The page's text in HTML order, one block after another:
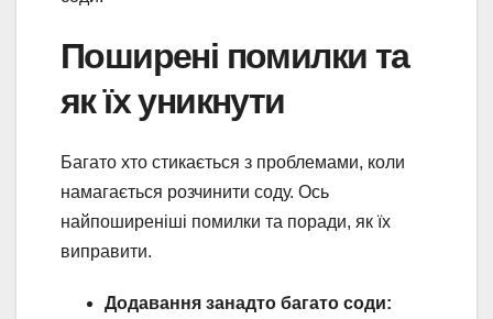
Поширені помилки та
як їх уникнути
Багато хто стикається з проблемами, коли
намагається розчинити соду. Ось
найпоширеніші помилки та поради, як їх
виправити.
Додавання занадто багато соди: